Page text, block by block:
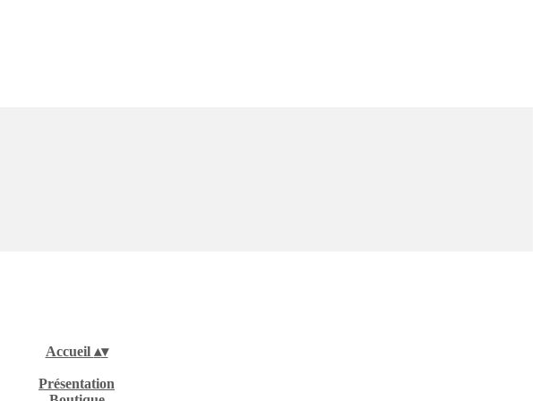
Accueil ▴▾
Présentation